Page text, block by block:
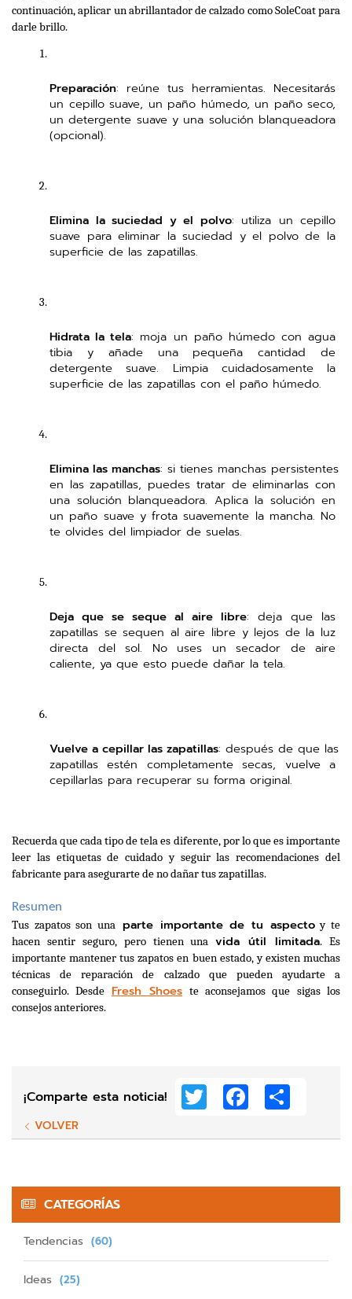
continuación, aplicar un abrillantador de calzado como SoleCoat para
darle brillo.
Preparación: reúne tus herramientas. Necesitarás
un cepillo suave, un paño húmedo, un paño seco,
un detergente suave y una solución blanqueadora
(opcional).
Elimina la suciedad y el polvo: utiliza un cepillo
suave para eliminar la suciedad y el polvo de la
superficie de las zapatillas.
Hidrata la tela: moja un paño húmedo con agua
tibia y añade una pequeña cantidad de
detergente suave. Limpia cuidadosamente la
superficie de las zapatillas con el paño húmedo.
Elimina las manchas: si tienes manchas persistentes
en las zapatillas, puedes tratar de eliminarlas con
una solución blanqueadora. Aplica la solución en
un paño suave y frota suavemente la mancha. No
te olvides del limpiador de suelas.
Deja que se seque al aire libre: deja que las
zapatillas se sequen al aire libre y lejos de la luz
directa del sol. No uses un secador de aire
caliente, ya que esto puede dañar la tela.
Vuelve a cepillar las zapatillas: después de que las
zapatillas estén completamente secas, vuelve a
cepillarlas para recuperar su forma original.
Recuerda que cada tipo de tela es diferente, por lo que es importante
leer las etiquetas de cuidado y seguir las recomendaciones del
fabricante para asegurarte de no dañar tus zapatillas.
Resumen
Tus zapatos son una parte importante de tu aspecto y te
hacen sentir seguro, pero tienen una vida útil limitada. Es
importante mantener tus zapatos en buen estado, y existen muchas
técnicas de reparación de calzado que pueden ayudarte a
conseguirlo. Desde Fresh Shoes te aconsejamos que sigas los
consejos anteriores.
¡Comparte esta noticia! Twitter Facebook
VOLVER
CATEGORÍAS
Tendencias (60)
Ideas (25)